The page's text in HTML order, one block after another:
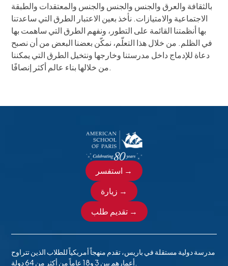
بالثقافة والعرق والجنس والجنس والجنس والمعتقدات والطبقة
الاجتماعية والامتيازات. نأخذ بعين الاعتبار الطرق التي ساعدتنا
بها أنظمتنا القائمة على التطور، ونفهم الطرق التي ساهمت بها
في الظلم. من خلال هذا التعلّم، نمكّن بعضنا البعض من أن نصبح
دعاة للإدماج داخل مدرستنا وخارجها ونتخيل الطرق التي يمكننا
من خلالها بناء عالم أكثر إنصافًا.
استفسر →
زيارة →
تقديم طلب →
مدرسة دولية مستقلة في باريس، تقدم منهجاً أمريكياً للطلاب الذين تتراوح